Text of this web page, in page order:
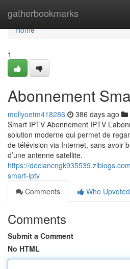
gatherbookmarks
Home
Home
1
Abonnement
mollyoetm418286 386 days ago
Smart IPTV Abonnement IPTV
solution moderne qui permet de
de télévision via Internet, sans avoir
d’une antenne satellite.
https://
smart-iptv
Comments
Who Upvoted
Comments
Submit a Comment
No HTML